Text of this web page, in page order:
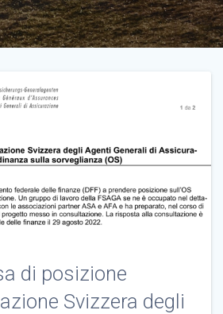
di posizione
Svizzera degli